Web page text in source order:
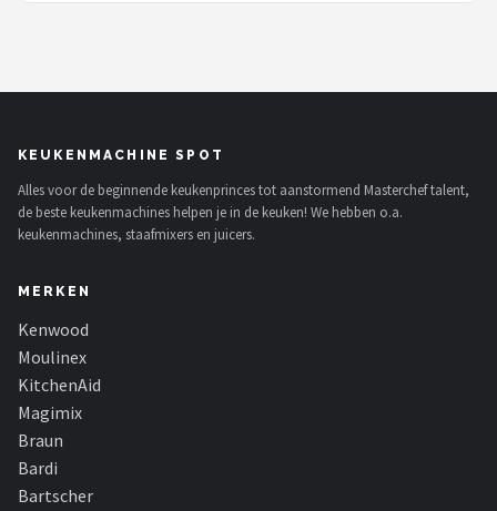
KEUKENMACHINE SPOT
Alles voor de beginnende keukenprinces tot aanstormend Masterchef talent,
de beste keukenmachines helpen je in de keuken! We hebben o.a.
keukenmachines, staafmixers en juicers.
MERKEN
Kenwood
Moulinex
KitchenAid
Magimix
Braun
Bardi
Bartscher